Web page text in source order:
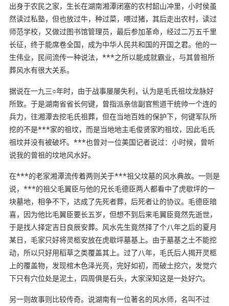
出身于农民之家，生长在湖南湘潭闭塞的农村韶山冲里，小时侯虽
然读过私塾，但也放过牛，种过菜，喂过猪，其后走出农村，读过
师范学校，又做过图书馆管理员，最后参加革命，经过二万五千里
长征，终于能席卷全国，成为中华人民共和国的开国之君。他的一
生伟业，民间流传一种说法，***之所以能成就霸业，与其曾祖所
葬风水有很大关系。
据说在一九三○年时，由于战事屡屡失利，认为是毛氏祖坟龙脉好
所致。于是湖南省省长何键，曾指派亲信副官熊道干统帅一个连的
兵力，往湘潭去挖毛氏祖葬，但在当地百姓的保护下，何键军队所
挖的不是***家的祖坟，而是当地地主毛俊贤家旳祖坟，因此毛氏
祖坟并没有被破坏。***也曾对一位美国记者说过：小时候，曾听
说我的曾祖的坟地风水好。
在***的老家湘潭流传着两则关于***祖父坟墓的风水典故。一则是
说，***的祖父毛翼臣与他的兄长毛德臣两人都看中了虎歇坪的一
块墓地，相争不下，达成了先死者葬，后死者让的协议。毛德臣暗
喜，因为他比毛翼臣要长五岁，但想不到后来毛翼臣竟然先逝世，
于是找人择定吉日良辰安葬。风水先生竟然择了个八年之后的夏月
某日，毛家只好将灵柩安放在虎歇坪墓基上。由于墓基之土不能挖
动，所以只好用稻草之类覆盖其上。过了八年，毛氏后人揭开灵柩
上的覆盖物，发现棺木色泽光亮，完好如初，而破土挖穴，发觉穴
下只有穴位处是泥土，四周俱是石头，大家深知这是一处好穴。
另一则故事则比较传奇。说湖南有一位著名的风水师，名叫不过